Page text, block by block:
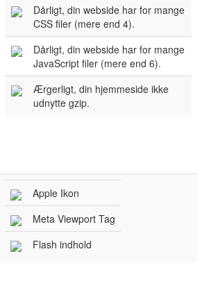
Dårligt, din webside har for mange
CSS filer (mere end 4).
Dårligt, din webside har for mange
JavaScript filer (mere end 6).
Ærgerligt, din hjemmeside ikke
udnytte gzip.
Apple Ikon
Meta Viewport Tag
Flash indhold